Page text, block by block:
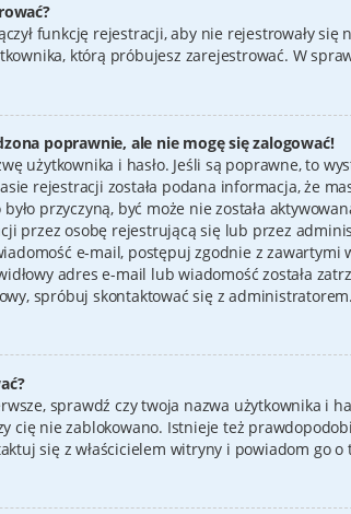
funkcję rejestracji, aby nie rejestrowały
którą próbujesz zarejestrować. W
poprawnie, ale nie mogę się zalogować!
użytkownika i hasło. Jeśli są poprawne, to
rejestracji została podana informacja, że
przyczyną, być może nie została
przez osobę rejestrującą się lub przez
e-mail, postępuj zgodnie z
adres e-mail lub wiadomość została
spróbuj skontaktować się z administratorem.
sprawdź czy twoja nazwa użytkownika i
cię nie zablokowano. Istnieje też
się z właścicielem witryny i powiadom go